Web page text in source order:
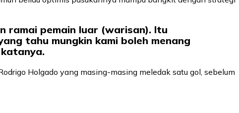
ramai pemain luar (warisan). Itu
tahu mungkin kami boleh menang
Holgado yang masing-masing meledak satu gol, sebelum